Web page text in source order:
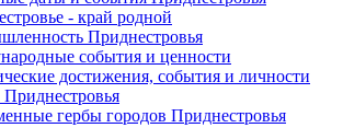
- край родной
Приднестровья
события и ценности
достижения, события и личности
Приднестровья
гербы городов Приднестровья